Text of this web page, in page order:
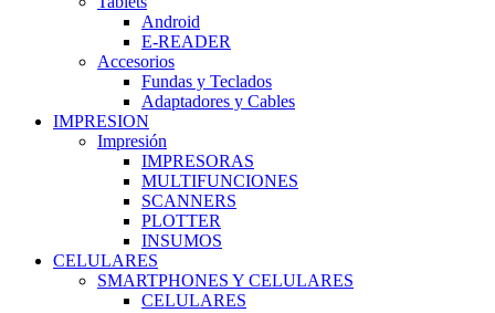
Android
E-READER
Accesorios
Fundas y Teclados
Adaptadores y Cables
IMPRESION
Impresión
IMPRESORAS
MULTIFUNCIONES
SCANNERS
PLOTTER
INSUMOS
CELULARES
SMARTPHONES Y CELULARES
CELULARES